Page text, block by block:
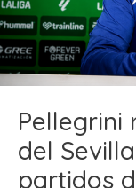
Pellegrini
del
partidos